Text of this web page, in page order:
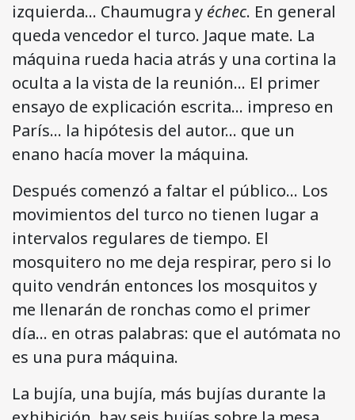
izquierda… Chaumugra y échec. En general
queda vencedor el turco. Jaque mate. La
máquina rueda hacia atrás y una cortina la
oculta a la vista de la reunión… El primer
ensayo de explicación escrita… impreso en
París… la hipótesis del autor… que un
enano hacía mover la máquina.
Después comenzó a faltar el público… Los
movimientos del turco no tienen lugar a
intervalos regulares de tiempo. El
mosquitero no me deja respirar, pero si lo
quito vendrán entonces los mosquitos y
me llenarán de ronchas como el primer
día… en otras palabras: que el autómata no
es una pura máquina.
La bujía, una bujía, más bujías durante la